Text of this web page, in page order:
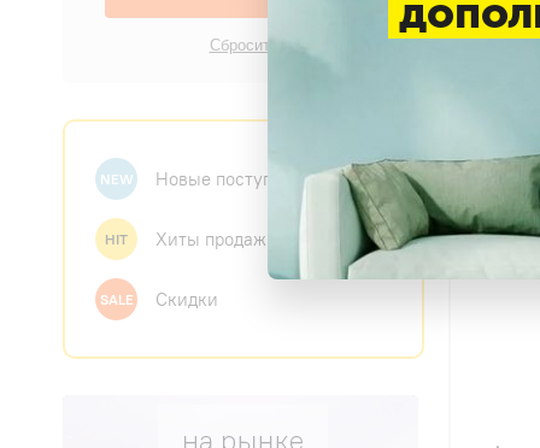
NEW Новые поступления
HIT Хиты продаж
SALE Скидки